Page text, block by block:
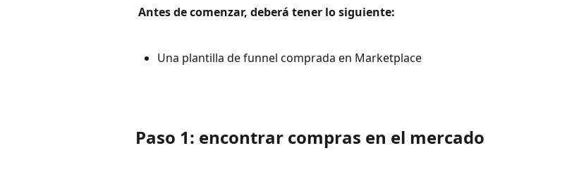
Antes de comenzar, deberá tener lo siguiente:
Una plantilla de funnel comprada en Marketplace
Paso 1: encontrar compras en el mercado